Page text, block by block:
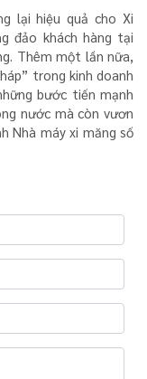
lại hiệu quả cho Xi
đảo khách hàng tại
Thêm một lần nữa,
trong kinh doanh
bước tiến mạnh
nước mà còn vươn
Nhà máy xi măng số